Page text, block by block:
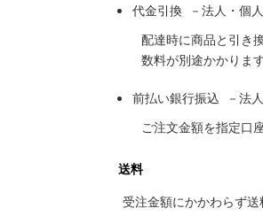
代金引換 －法人・個
配達時に商品と引き
数料が別途かかりま
前払い銀行振込 －法
ご注文金額を指定口
送料
受注金額にかかわらず